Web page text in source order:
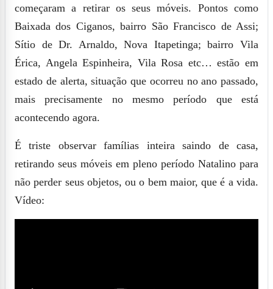
começaram a retirar os seus móveis. Pontos como
Baixada dos Ciganos, bairro São Francisco de Assi;
Sítio de Dr. Arnaldo, Nova Itapetinga; bairro Vila
Érica, Angela Espinheira, Vila Rosa etc… estão em
estado de alerta, situação que ocorreu no ano passado,
mais precisamente no mesmo período que está
acontecendo agora.
É triste observar famílias inteira saindo de casa,
retirando seus móveis em pleno período Natalino para
não perder seus objetos, ou o bem maior, que é a vida.
Vídeo: